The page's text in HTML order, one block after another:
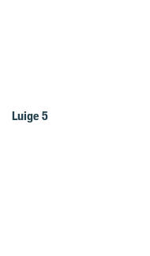
Luige 5